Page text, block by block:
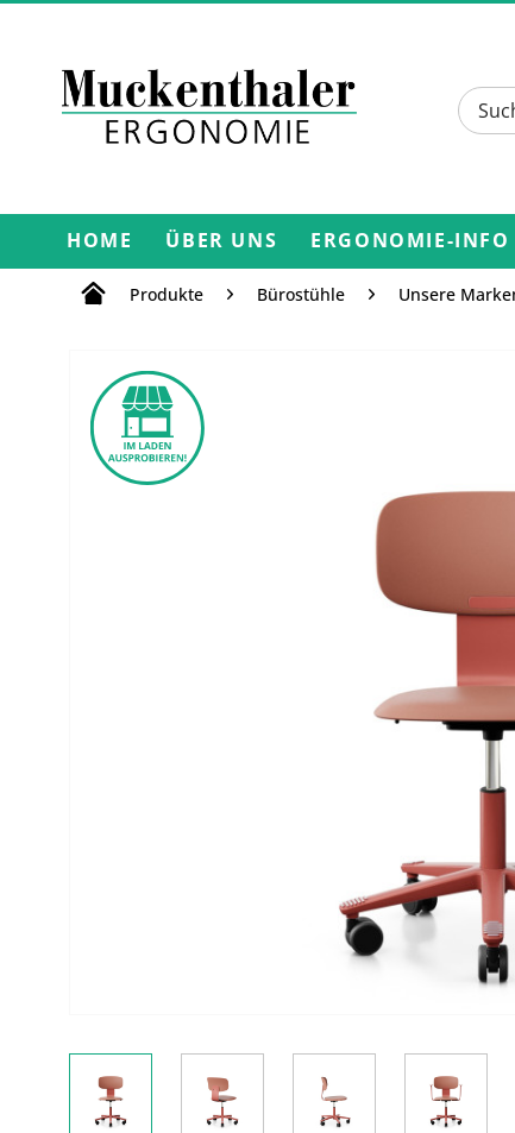
HOME ÜBER UNS ERGONOMIE-INFO
Produkte Bürostühle Unsere